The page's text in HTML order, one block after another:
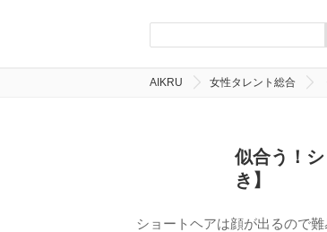
AIKRU 女性タレント総合
似合う！
き】
ショートヘアは顔が出るので